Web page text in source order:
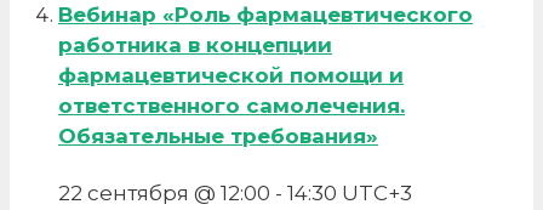
Вебинар «Роль фармацевтического
работника в концепции
фармацевтической помощи и
ответственного самолечения.
Обязательные требования»
22 сентября @ 12:00 - 14:30 UTC+3